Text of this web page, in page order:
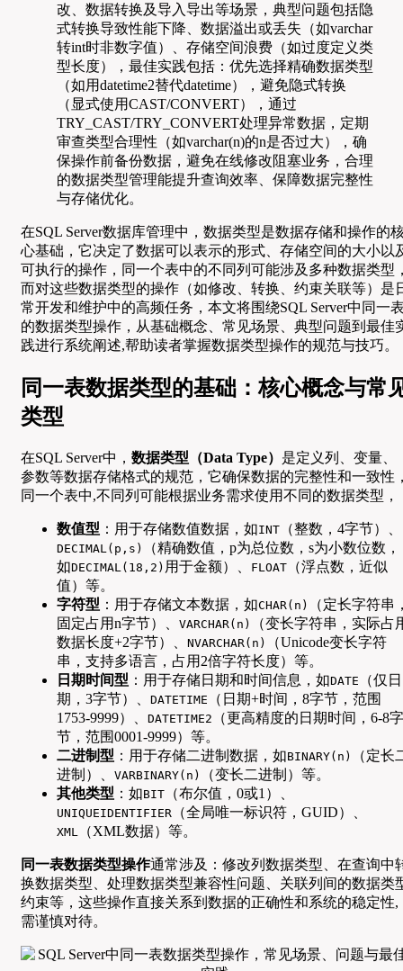
改、数据转换及导入导出等场景，典型问题包括隐
式转换导致性能下降、数据溢出或丢失（如varchar
转int时非数字值）、存储空间浪费（如过度定义类
型长度），最佳实践包括：优先选择精确数据类型
（如用datetime2替代datetime），避免隐式转换
（显式使用CAST/CONVERT），通过
TRY_CAST/TRY_CONVERT处理异常数据，定期
审查类型合理性（如varchar(n)的n是否过大），确
保操作前备份数据，避免在线修改阻塞业务，合理
的数据类型管理能提升查询效率、保障数据完整性
与存储优化。
在SQL Server数据库管理中，数据类型是数据存储和操作的
心基础，它决定了数据可以表示的形式、存储空间的大小以
可执行的操作，同一个表中的不同列可能涉及多种数据类型
而对这些数据类型的操作（如修改、转换、约束关联等）是
常开发和维护中的高频任务，本文将围绕SQL Server中同一
的数据类型操作，从基础概念、常见场景、典型问题到最佳
践进行系统阐述,帮助读者掌握数据类型操作的规范与技巧。
同一表数据类型的基础：核心概念与常
类型
在SQL Server中， 数据类型（Data Type） 是定义列、变量、
参数等数据存储格式的规范，它确保数据的完整性和一致性
同一个表中,不同列可能根据业务需求使用不同的数据类型，
数值型 ：用于存储数值数据，如INT （整数，4字节）、
DECIMAL(p,s)
（精确数值，p为总位数，s为小数位数，
如DECIMAL(18,2) 用于金额）、 FLOAT （浮点数，近似
值）等。
字符型 ：用于存储文本数据，如CHAR(n)
（定长字符串
固定占用n字节）、 VARCHAR(n)
（变长字符串，实际占
数据长度+2字节）、 NVARCHAR(n)
（Unicode变长字符
串，支持多语言，占用2倍字符长度）等。
日期时间型 ：用于存储日期和时间信息，如DATE
（仅日
期，3字节）、 DATETIME
（日期+时间，8字节，范围
1753-9999）、 DATETIME2
（更高精度的日期时间，6-8字
节，范围0001-9999）等。
二进制型 ：用于存储二进制数据，如BINARY(n)
（定长
进制）、 VARBINARY(n)
（变长二进制）等。
其他类型 ：如BIT （布尔值，0或1）、
UNIQUEIDENTIFIER （全局唯一标识符，GUID）、
XML （XML数据）等。
同一表数据类型操作通常涉及：修改列数据类型、在查询中
换数据类型、处理数据类型兼容性问题、关联列间的数据类
约束等，这些操作直接关系到数据的正确性和系统的稳定性,
需谨慎对待。